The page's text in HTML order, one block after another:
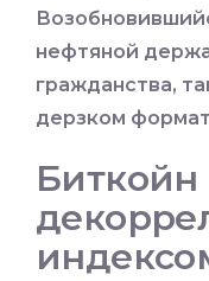
нефтяной
гражданства,
дерзком
Биткойн